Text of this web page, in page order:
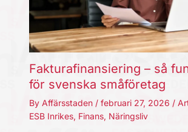
Fakturafinansiering – så
för svenska småföretag
By Affärsstaden / februari 27, 2026 /
ESB Inrikes, Finans, Näringsliv